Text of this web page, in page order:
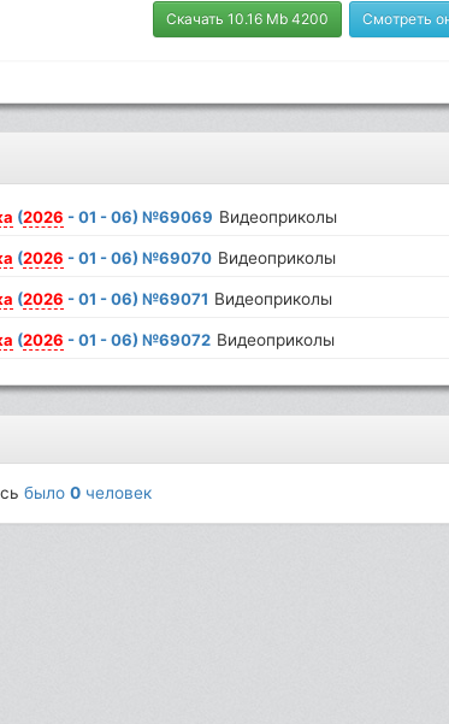
Скачать 10.16 Mb 4200 Смотреть
(2026 - 01 - 06) №69069 Видеоприколы
(2026 - 01 - 06) №69070 Видеоприколы
(2026 - 01 - 06) №69071 Видеоприколы
(2026 - 01 - 06) №69072 Видеоприколы
было0 человек